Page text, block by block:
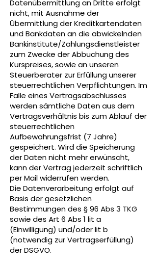
Datenübermittlung an Dritte erfolgt
nicht, mit Ausnahme der
Übermittlung der Kreditkartendaten
und Bankdaten an die abwickelnden
Bankinstitute/Zahlungsdienstleister
zum Zwecke der Abbuchung des
Kurspreises, sowie an unseren
Steuerberater zur Erfüllung unserer
steuerrechtlichen Verpflichtungen. Im
Falle eines Vertragsabschlusses
werden sämtliche Daten aus dem
Vertragsverhältnis bis zum Ablauf der
steuerrechtlichen
Aufbewahrungsfrist (7 Jahre)
gespeichert. Wird die Speicherung
der Daten nicht mehr erwünscht,
kann der Vertrag jederzeit schriftlich
per Mail widerrufen werden.
Die Datenverarbeitung erfolgt auf
Basis der gesetzlichen
Bestimmungen des § 96 Abs 3 TKG
sowie des Art 6 Abs 1 lit a
(Einwilligung) und/oder lit b
(notwendig zur Vertragserfüllung)
der DSGVO.